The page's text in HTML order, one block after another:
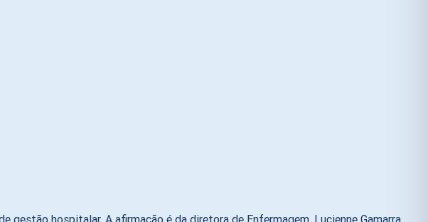
gestão hospitalar. A afirmação é da diretora de Enfermagem, Lucienne Gamarra,